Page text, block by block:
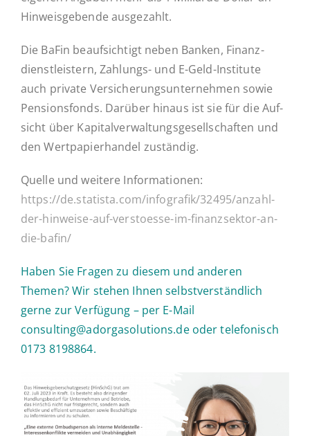
Hin­weis­ge­ben­de ausgezahlt.
Die BaFin be­auf­sich­tigt neben Banken, Fi­nanz­
dienst­leis­tern, Zah­­lungs- und E-Geld-In­­s­ti­­tu­­te
auch private Ver­si­che­rungs­un­ter­neh­men sowie
Pen­si­ons­fonds. Darüber hinaus ist sie für die Auf­
sicht über Ka­pi­tal­ver­wal­tungs­ge­sell­schaf­ten und
den Wert­pa­pier­han­del zuständig.
Quelle und weitere In­for­ma­tio­nen:
https://de.statista.com/infografik/32495/anzahl-
der-hinweise-auf-verstoesse-im-finanzsektor-an-
die-bafin/
Haben Sie Fragen zu diesem und anderen
Themen? Wir stehen Ihnen selbst­ver­ständ­lich
gerne zur Ver­fü­gung – per E-Mail
consulting@adorgasolutions.deoder te­le­fo­nisch
0173 8198864.